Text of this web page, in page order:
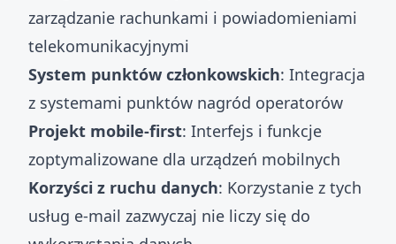
zarządzanie rachunkami i powiadomieniami
telekomunikacyjnymi
System punktów członkowskich: Integracja
z systemami punktów nagród operatorów
Projekt mobile-first: Interfejs i funkcje
zoptymalizowane dla urządzeń mobilnych
Korzyści z ruchu danych: Korzystanie z tych
usług e-mail zazwyczaj nie liczy się do